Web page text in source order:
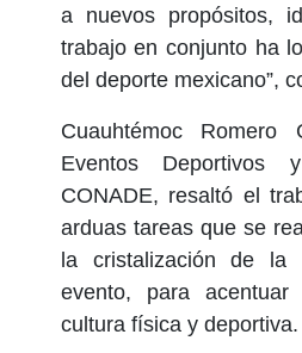
a nuevos propósitos,
trabajo en conjunto ha
del deporte mexicano”,
Cuauhtémoc Romero
Eventos
CONADE, resaltó el
arduas tareas que se
la cristalización de la
evento, para
cultura física y deportiva.